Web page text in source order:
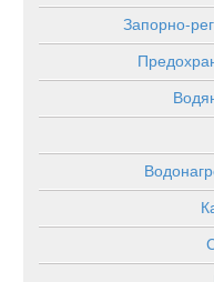
Запорно-